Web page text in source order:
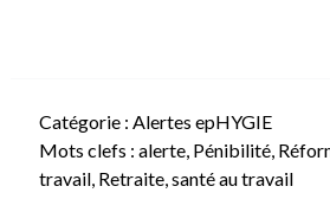
Catégorie : Alertes epHYGIE
Mots clefs : alerte, Pénibilité,
travail, Retraite, santé au travail